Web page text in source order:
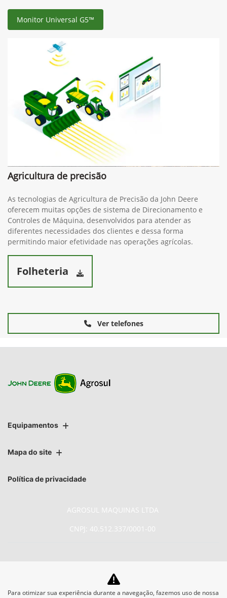
Monitor Universal G5™
Agricultura de precisão
As tecnologias de Agricultura de Precisão da John Deere
oferecem muitas opções de sistema de Direcionamento e
Controles de Máquina, desenvolvidos para atender as
diferentes necessidades dos clientes e dessa forma
permitindo maior efetividade nas operações agrícolas.
Folheteria
Ver telefones
Equipamentos
Mapa do site
Política de privacidade
AGROSUL MAQUINAS LTDA
CNPJ: 40.512.337/0001-00
No trânsito, enxergar o outro
Para otimizar sua experiência durante a navegação, fazemos uso de nossa